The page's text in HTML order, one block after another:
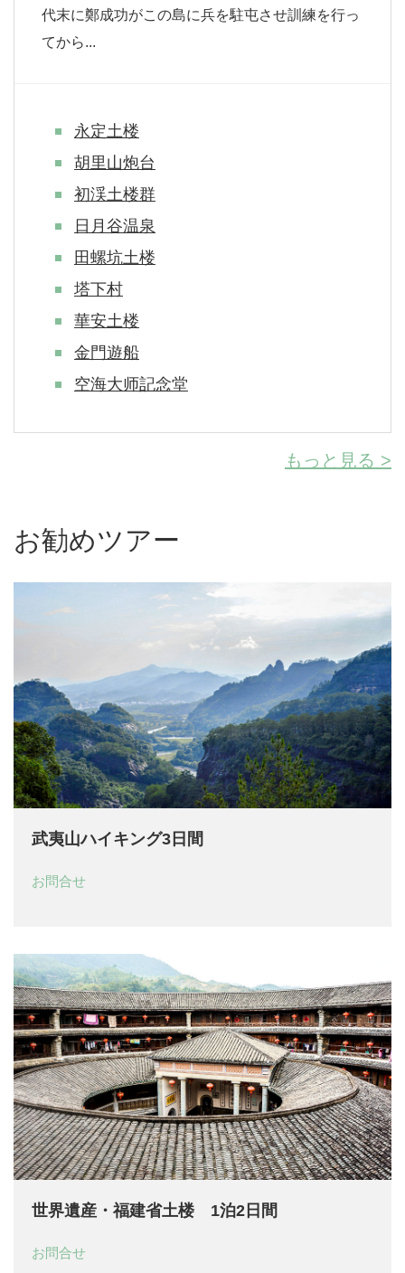
代末に鄭成功がこの島に兵を駐屯させ訓練を行っ
てから...
永定土楼
胡里山炮台
初渓土楼群
日月谷温泉
田螺坑土楼
塔下村
華安土楼
金門遊船
空海大师記念堂
もっと見る >
お勧めツアー
武夷山ハイキング3日間
お問合せ
世界遺産・福建省土楼 1泊2日間
お問合せ